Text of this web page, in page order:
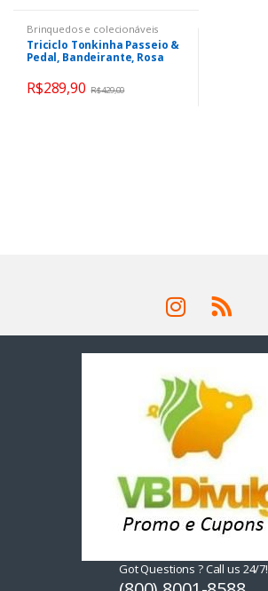
Brinquedos e colecionáveis
Triciclo Tonkinha Passeio &
Pedal, Bandeirante, Rosa
R$289,90 R$429,00
Got Questions ? Call us 24/7!